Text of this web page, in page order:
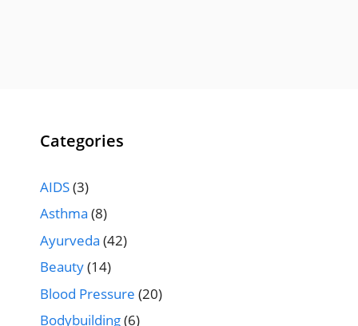
Categories
AIDS(3)
Asthma (8)
Ayurveda (42)
Beauty(14)
Blood Pressure (20)
Bodybuilding(6)